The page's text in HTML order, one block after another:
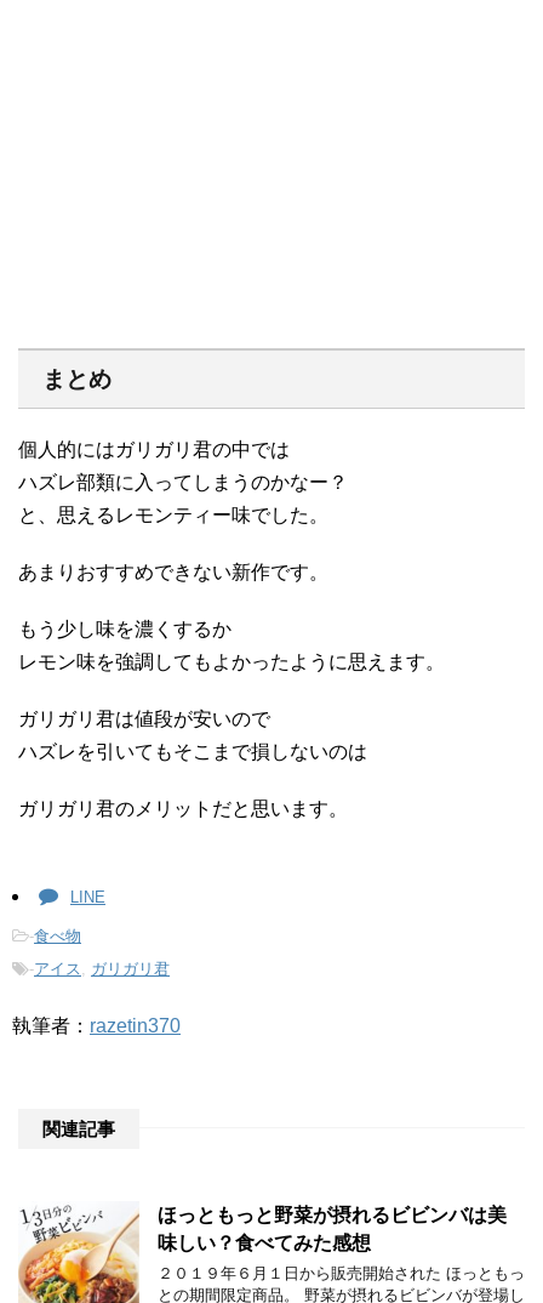
まとめ
個人的にはガリガリ君の中では
ハズレ部類に入ってしまうのかなー？
と、思えるレモンティー味でした。
あまりおすすめできない新作です。
もう少し味を濃くするか
レモン味を強調してもよかったように思えます。
ガリガリ君は値段が安いので
ハズレを引いてもそこまで損しないのは
ガリガリ君のメリットだと思います。
LINE
-食べ物
-アイス ガリガリ君
執筆者： razetin370
関連記事
ほっともっと野菜が摂れるビビンバは美
味しい？食べてみた感想
２０１９年６月１日から販売開始された ほっともっ
との期間限定商品。 野菜が摂れるビビンバが登場し